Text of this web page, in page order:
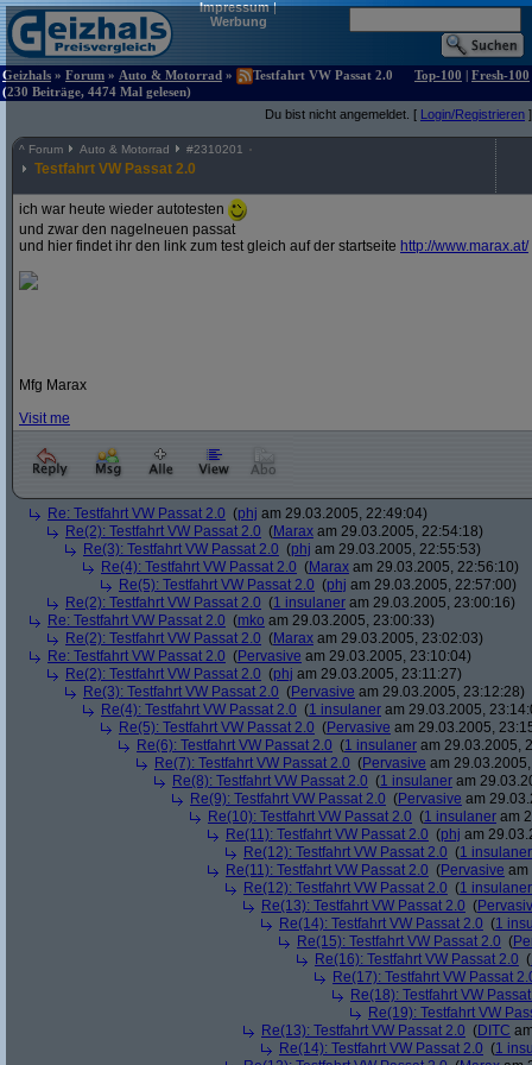
Impressum|
Werbung
Geizhals » Forum » Auto & Motorrad »
Testfahrt VW Passat 2.0
(230 Beiträge, 4474 Mal gelesen)
Top-100 | Fresh-100
Du bist nicht angemeldet. [ Login/Registrieren ]
^ Forum Auto & Motorrad #2310201
Testfahrt VW Passat 2.0
ich war heute wieder autotesten
und zwar den nagelneuen passat
und hier findet ihr den link zum test gleich auf der startseite http://www.marax.at/
Mfg Marax
Visit me
Re: Testfahrt VW Passat 2.0 (phj am 29.03.2005, 22:49:04)
Re(2): Testfahrt VW Passat 2.0 (Marax am 29.03.2005, 22:54:18)
Re(3): Testfahrt VW Passat 2.0 (phj am 29.03.2005, 22:55:53)
Re(4): Testfahrt VW Passat 2.0 (Marax am 29.03.2005, 22:56:10)
Re(5): Testfahrt VW Passat 2.0 (phj am 29.03.2005, 22:57:00)
Re(2): Testfahrt VW Passat 2.0 (1 insulaner am 29.03.2005, 23:00:16)
Re: Testfahrt VW Passat 2.0 (mko am 29.03.2005, 23:00:33)
Re(2): Testfahrt VW Passat 2.0 (Marax am 29.03.2005, 23:02:03)
Re: Testfahrt VW Passat 2.0 (Pervasive am 29.03.2005, 23:10:04)
Re(2): Testfahrt VW Passat 2.0 (phj am 29.03.2005, 23:11:27)
Re(3): Testfahrt VW Passat 2.0 (Pervasive am 29.03.2005, 23:12:28)
Re(4): Testfahrt VW Passat 2.0 (1 insulaner am 29.03.2005,
Re(5): Testfahrt VW Passat 2.0 (Pervasive am 29.03.2005,
Re(6): Testfahrt VW Passat 2.0 (1 insulaner am 29.03.2005,
Re(7): Testfahrt VW Passat 2.0 (Pervasive am
Re(8): Testfahrt VW Passat 2.0 (1 insulaner am
Re(9): Testfahrt VW Passat 2.0 (Pervasive am
Re(10): Testfahrt VW Passat 2.0 (1 insulaner am
Re(11): Testfahrt VW Passat 2.0 (phj am
Re(12): Testfahrt VW Passat 2.0 (1 insulaner
Re(11): Testfahrt VW Passat 2.0 (Pervasive am
Re(12): Testfahrt VW Passat 2.0 (1 insulaner
Re(13): Testfahrt VW Passat 2.0 (
Re(14): Testfahrt VW Passat 2.0 (1
Re(15): Testfahrt VW Passat 2.0 (
Re(16): Testfahrt VW Passat 2.0 (
Re(17): Testfahrt VW Passat
Re(18): Testfahrt VW
Re(19): Testfahrt VW
Re(13): Testfahrt VW Passat 2.0 (DITC
Re(14): Testfahrt VW Passat 2.0 (1